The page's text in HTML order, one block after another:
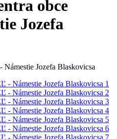
obce
Jozefa
Jozefa Blaskovicsa